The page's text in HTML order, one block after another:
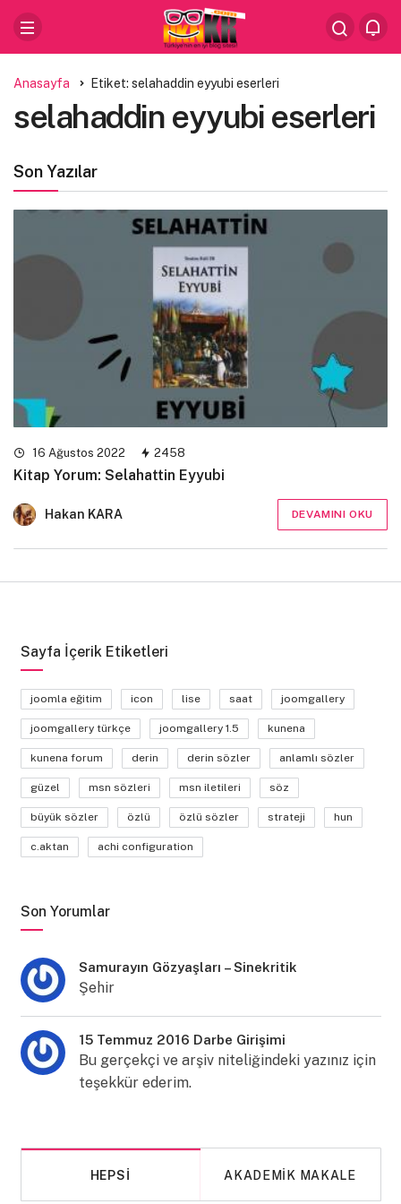
Anasayfa Etiket: selahaddin eyyubi eserleri
selahaddin eyyubi eserleri
Son Yazılar
16 Ağustos 2022 2458
Kitap Yorum: Selahattin Eyyubi
Hakan KARA DEVAMINI OKU
Sayfa İçerik Etiketleri
joomla eğitim icon lise saat joomgallery
joomgallery türkçe joomgallery 1.5 kunena
kunena forum derin derin sözler anlamlı sözler
güzel msn sözleri msn iletileri söz
büyük sözler özlü özlü sözler strateji hun
c.aktan achi configuration
Son Yorumlar
Samurayın Gözyaşları – Sinekritik
Şehir
15 Temmuz 2016 Darbe Girişimi
Bu gerçekçi ve arşiv niteliğindeki yazınız için
teşekkür ederim.
HEPSI AKADEMIK MAKALE